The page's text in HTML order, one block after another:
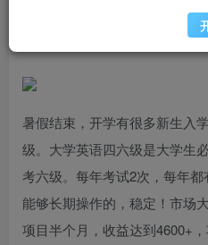
暑假结束，开学有很多新生入
级。大学英语四六级是大学生
考六级。每年考试2次，每年
能够长期操作的，稳定！市场
项目半个月，收益达到4600+